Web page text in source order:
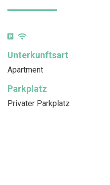
Unterkunftsart
Apartment
Parkplatz
Privater Parkplatz